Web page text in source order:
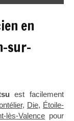
en
sur-
est facilement
, Die, Étoile-
lès-Valence pour